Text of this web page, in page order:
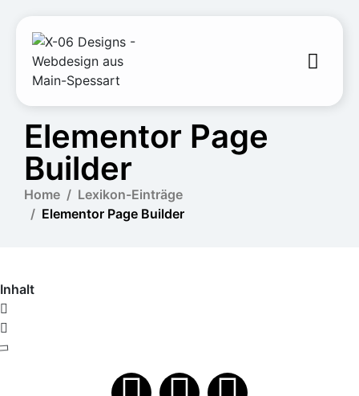
Elementor Page
Builder
Home
Lexikon-Einträge
Elementor Page Builder
Inhalt